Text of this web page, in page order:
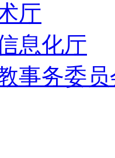
厅
息化厅
事务委员